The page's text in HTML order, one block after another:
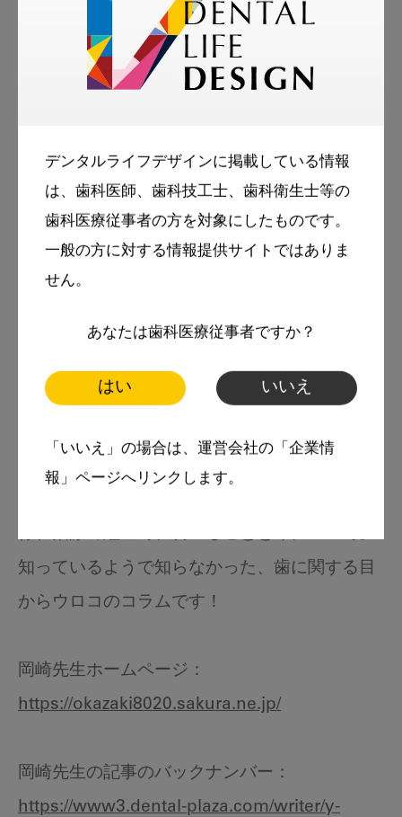
デンタルライフデザインに掲載している情報
は、歯科医師、歯科技工士、歯科衛生士等の
歯科医療従事者の方を対象にしたものです。
一般の方に対する情報提供サイトではありま
せん。
あなたは歯科医療従事者ですか？
はい いいえ
「いいえ」の場合は、運営会社の「企業情
報」ページへリンクします。
前 岡山大学病院 小児歯科講師
国立モンゴル医科大学 客員教授
小児歯科 入局
1984年 岡山大学小児歯科 講師専門：小児歯
科・障害児歯科・健康教育
所属学会等
日本障害者歯科学会：認定医 評議員
歯科豆知識「Dr.オカザキのまるごと歯学」で
す。
知っているようで知らなかった、歯に関する目
からウロコのコラムです！
岡崎先生ホームページ：
https://okazaki8020.sakura.ne.jp/
岡崎先生の記事のバックナンバー：
https://www3.dental-plaza.com/writer/y-